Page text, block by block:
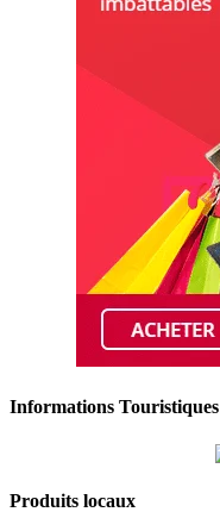
Informations Touristiques
Produits locaux